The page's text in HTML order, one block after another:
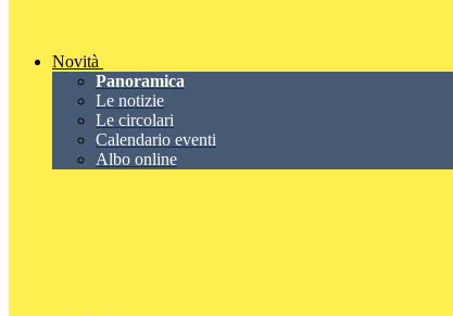
Novità
Panoramica
Le notizie
Le circolari
Calendario eventi
Albo online